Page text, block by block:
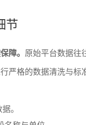
节
障。 原始平台数据往
严格的数据清洗与标
。